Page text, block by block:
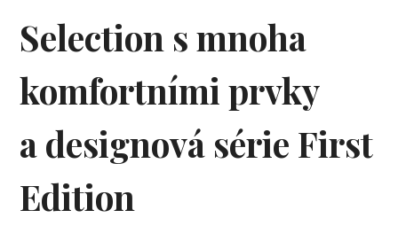
Selection s mnoha
komfortními prvky
a designová série First
Edition